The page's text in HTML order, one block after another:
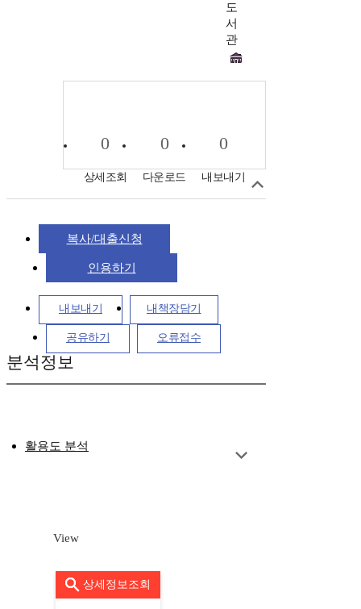
도
서
관
0
상세조회
0
다운로드
0
내보내기
복사/대출신청
인용하기
내보내기 내책장담기
공유하기 오류접수
분석정보
활용도 분석
View
상세정보조회